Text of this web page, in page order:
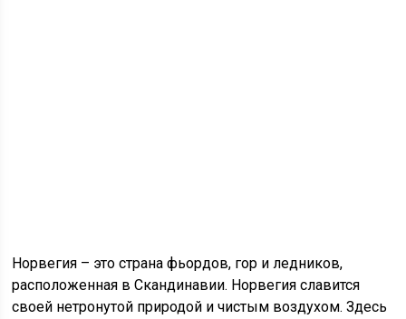
Норвегия – это страна фьордов, гор и ледников,
расположенная в Скандинавии. Норвегия славится
своей нетронутой природой и чистым воздухом. Здесь